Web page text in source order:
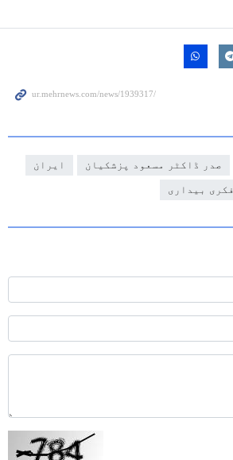
صدر ڈاکٹر مسعود پزشکیان ایران
فکری بیداری